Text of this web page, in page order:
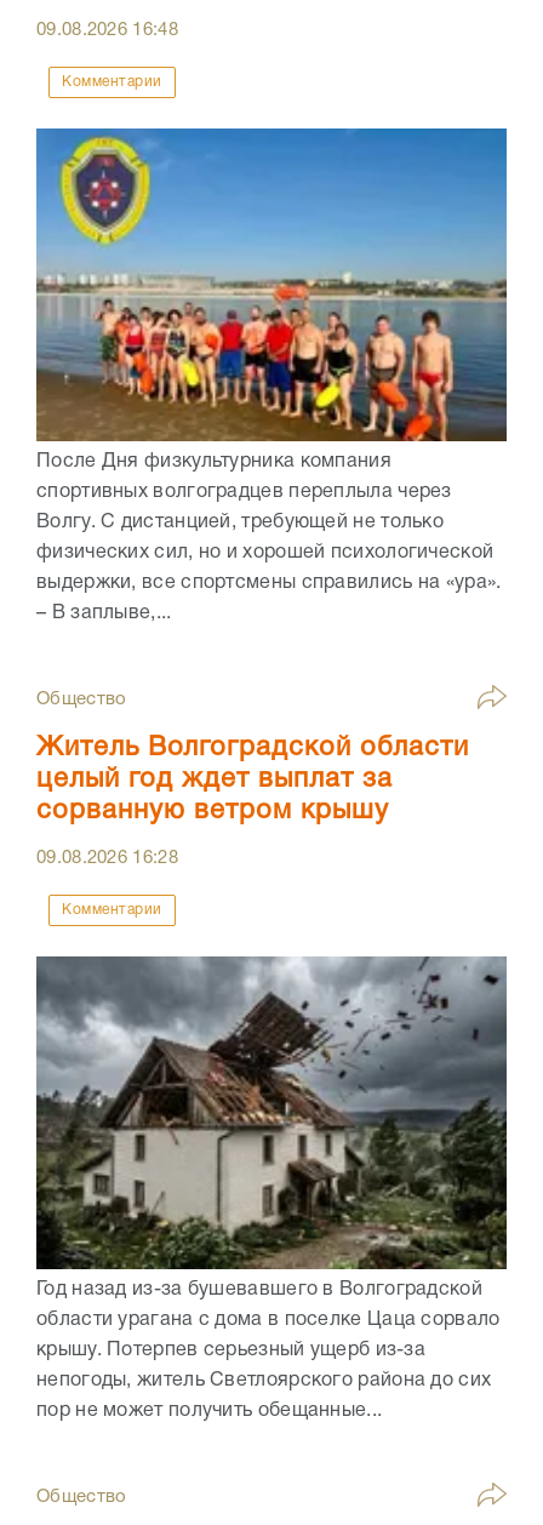
09.08.2026 16:48
Комментарии
После Дня физкультурника компания
спортивных волгоградцев переплыла через
Волгу. С дистанцией, требующей не только
физических сил, но и хорошей психологической
выдержки, все спортсмены справились на «ура».
– В заплыве,...
Общество
Житель Волгоградской области
целый год ждет выплат за
сорванную ветром крышу
09.08.2026 16:28
Комментарии
Год назад из-за бушевавшего в Волгоградской
области урагана с дома в поселке Цаца сорвало
крышу. Потерпев серьезный ущерб из-за
непогоды, житель Светлоярского района до сих
пор не может получить обещанные...
Общество